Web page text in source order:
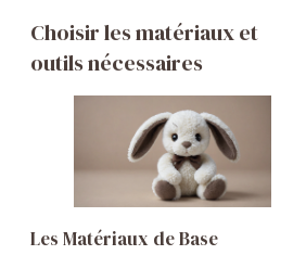
Choisir les matériaux et
outils nécessaires
Les Matériaux de Base